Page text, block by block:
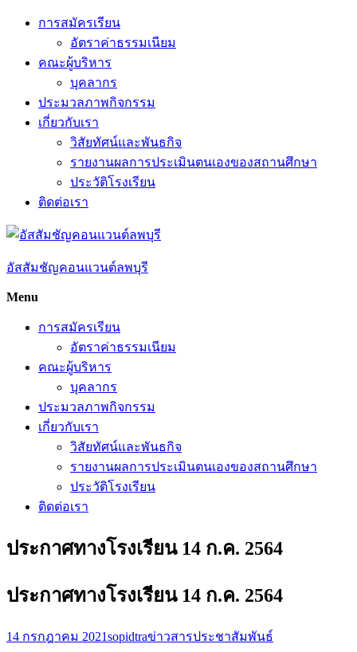
Skip
การสมัครเรียน
อัตราค่าธรรมเนียม
คณะผู้บริหาร
บุคลากร
ประมวลภาพกิจกรรม
เกี่ยวกับเรา
วิสัยทัศน์และพันธกิจ
รายงานผลการประเมินตนเองของสถานศึกษา
ประวัติโรงเรียน
ติดต่อเรา
อัสสัมชัญคอนแวนต์ลพบุรี
Menu
การสมัครเรียน
อัตราค่าธรรมเนียม
คณะผู้บริหาร
บุคลากร
ประมวลภาพกิจกรรม
เกี่ยวกับเรา
วิสัยทัศน์และพันธกิจ
รายงานผลการประเมินตนเองของสถานศึกษา
ประวัติโรงเรียน
ติดต่อเรา
ประกาศทางโรงเรียน 14 ก.ค. 2564
ประกาศทางโรงเรียน 14 ก.ค. 2564
14 กรกฎาคม 2021sopidtraข่าวสารประชาสัมพันธ์